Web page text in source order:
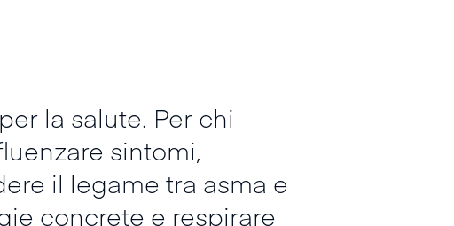
la salute. Per chi
sintomi,
il legame tra asma e
concrete e respirare